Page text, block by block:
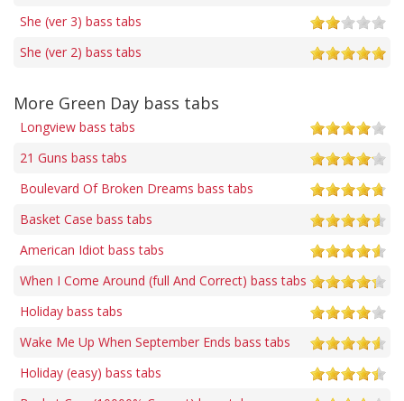
She (ver 3) bass tabs
She (ver 2) bass tabs
More Green Day bass tabs
Longview bass tabs
21 Guns bass tabs
Boulevard Of Broken Dreams bass tabs
Basket Case bass tabs
American Idiot bass tabs
When I Come Around (full And Correct) bass tabs
Holiday bass tabs
Wake Me Up When September Ends bass tabs
Holiday (easy) bass tabs